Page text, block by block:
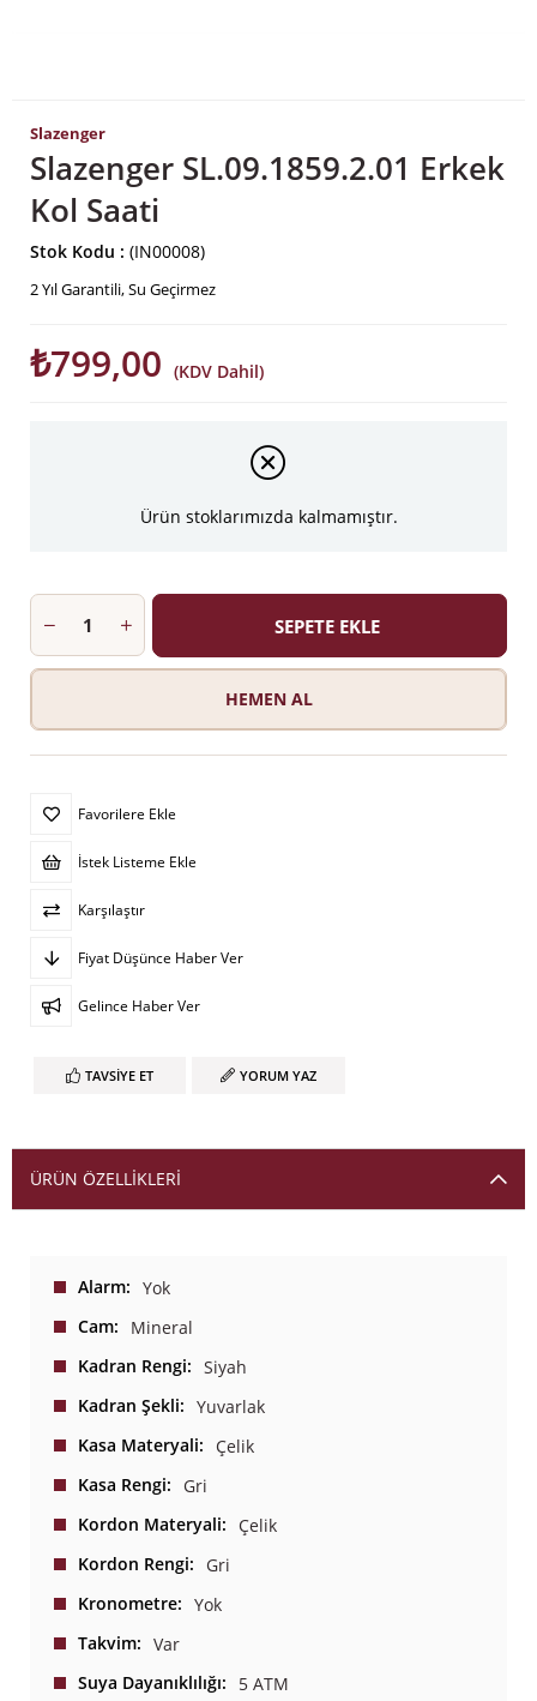
Slazenger
Slazenger SL.09.1859.2.01 Erkek
Kol Saati
Stok Kodu (IN00008)
2 Yıl Garantili, Su Geçirmez
₺799,00 (KDV Dahil)
Ürün stoklarımızda kalmamıştır.
Favorilere Ekle
İstek Listeme Ekle
Karşılaştır
Fiyat Düşünce Haber Ver
Gelince Haber Ver
TAVSIYE ET YORUM YAZ
ÜRÜN ÖZELLIKLERI
Alarm
Yok
Cam
Mineral
Kadran Rengi
Siyah
Kadran Şekli
Yuvarlak
Kasa Materyali
Çelik
Kasa Rengi
Gri
Kordon Materyali
Çelik
Kordon Rengi
Gri
Kronometre
Yok
Takvim
Var
Suya Dayanıklılığı
5 ATM